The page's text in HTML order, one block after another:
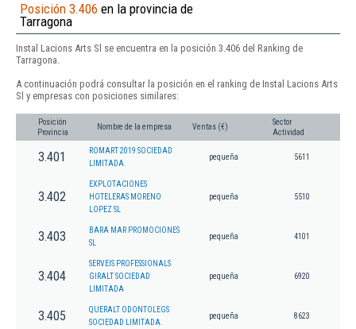
Posición 3.406 en la provincia de
Tarragona
Instal Lacions Arts Sl se encuentra en la posición 3.406 del Ranking de
Tarragona.
A continuación podrá consultar la posición en el ranking de Instal Lacions Arts
Sl y empresas con posiciones similares:
Posición
Provincia
Nombre de la empresa Ventas (€)
Sector
Actividad
3.401
ROMART 2019 SOCIEDAD
LIMITADA.
pequeña 5611
3.402
EXPLOTACIONES
HOTELERAS MORENO
LOPEZ SL
pequeña 5510
3.403
BARA MAR PROMOCIONES
SL
pequeña 4101
3.404
SERVEIS PROFESSIONALS
GIRALT SOCIEDAD
LIMITADA
pequeña 6920
3.405
QUERALT ODONTOLEGS
SOCIEDAD LIMITADA.
pequeña 8623